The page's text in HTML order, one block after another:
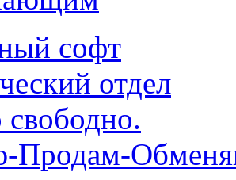
софт
отдел
Продам-